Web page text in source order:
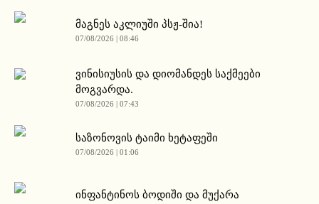
მაგნეს აკლიუში პსჟ-შია!
07/08/2026 | 08:46
ვინისიუსის და დიომანდეს საქმეები
მოგვარდა.
07/08/2026 | 07:43
საზონოვის ტაიმი ხეტაფეში
07/08/2026 | 01:06
ინფანტინოს ბოდიში და მუქარა